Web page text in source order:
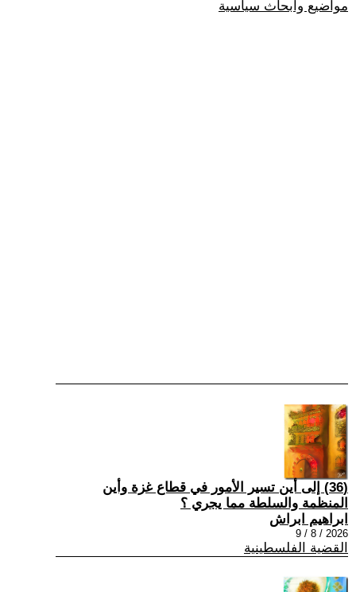
مواضيع وابحاث سياسية
(36) إلى أين تسير الأمور في قطاع غزة وأين
المنظمة والسلطة مما يجري ؟
ابراهيم ابراش
2026 / 8 / 9
القضية الفلسطينية